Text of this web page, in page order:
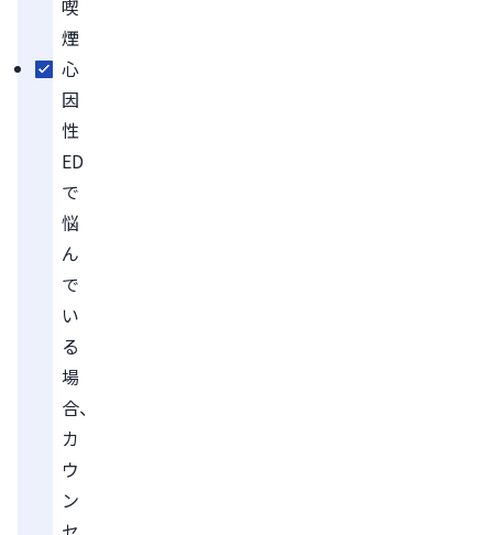
喫
煙
心
因
性
ED
で
悩
ん
で
い
る
場
合、
カ
ウ
ン